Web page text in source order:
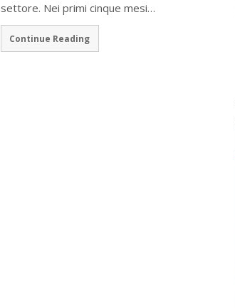
settore. Nei primi cinque mesi…
Continue Reading